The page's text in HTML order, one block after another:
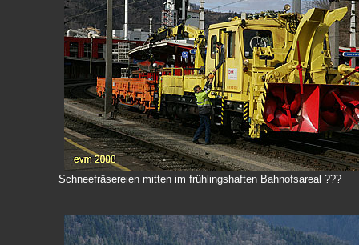
Schneefräsereien mitten im frühlingshaften Bahnofsareal ???